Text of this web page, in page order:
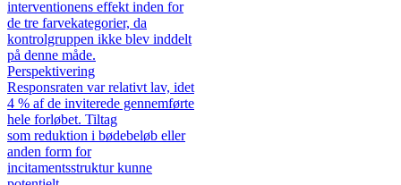
interventionens effekt inden for
de tre farvekategorier, da
kontrolgruppen ikke blev inddelt
på denne måde.
Perspektivering
Responsraten var relativt lav, idet
4 % af de inviterede gennemførte
hele forløbet. Tiltag
som reduktion i bødebeløb eller
anden form for
incitamentsstruktur kunne